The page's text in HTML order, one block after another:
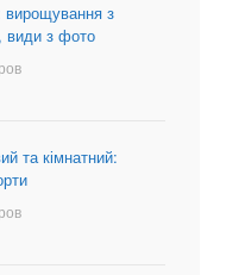
вирощування з
види з фото
та кімнатний: